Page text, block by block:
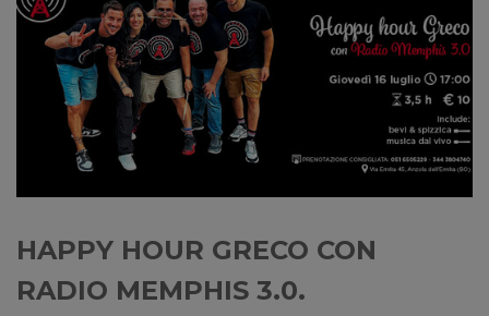
HAPPY HOUR GRECO CON
RADIO MEMPHIS 3.0.